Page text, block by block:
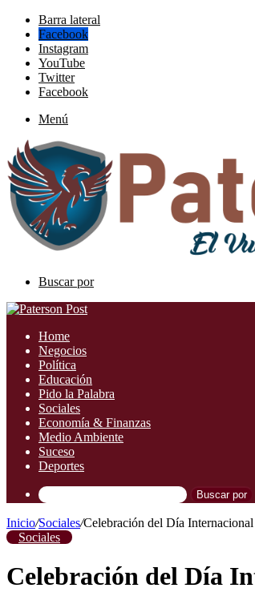
Barra lateral
Facebook
Instagram
YouTube
Twitter
Facebook
Menú
Buscar por
Home
Negocios
Política
Educación
Pido la Palabra
Sociales
Economía & Finanzas
Medio Ambiente
Suceso
Deportes
Buscar por
Inicio/Sociales/Celebración del Día
Sociales
Celebración del Día